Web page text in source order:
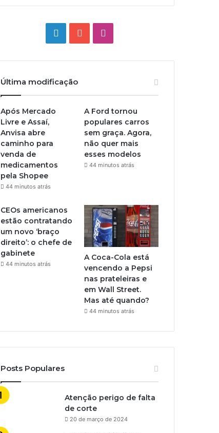
LinkedinYouTube
Última modificação
Após Mercado
Livre e Assaí,
Anvisa abre
caminho para
venda de
medicamentos
pela Shopee
44 minutos atrás
A Ford tornou
populares carros
sem graça. Agora,
não quer mais
esses modelos
44 minutos atrás
CEOs americanos
estão contratando
um novo ‘braço
direito’: o chefe de
gabinete
44 minutos atrás
A Coca-Cola está
vencendo a Pepsi
nas prateleiras e
em Wall Street.
Mas até quando?
44 minutos atrás
Posts Populares
Atenção perigo de falta
de corte
20 de março de 2024